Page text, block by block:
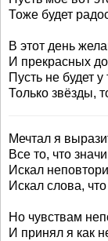
Тоже будет
В этот день
И прекрасных
Пусть не будет
Только звёзды,
Мечтал я
Все то, что
Искал
Искал слова,
Hо чувствам
И принял я как